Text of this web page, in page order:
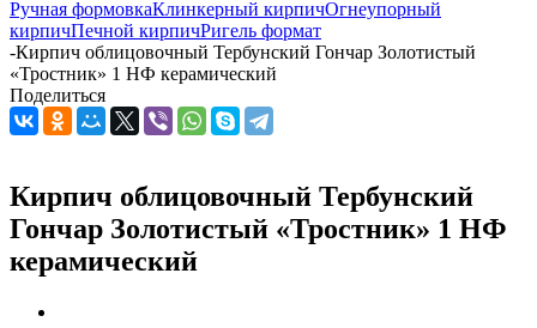
Ручная формовкаКлинкерный кирпичОгнеупорный
кирпичПечной кирпичРигель формат
-Кирпич облицовочный Тербунский Гончар Золотистый
«Тростник» 1 НФ керамический
Поделиться
Кирпич облицовочный Тербунский
Гончар Золотистый «Тростник» 1 НФ
керамический